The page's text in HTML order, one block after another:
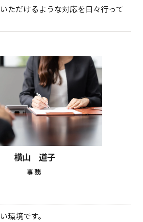
ただけるような対応を日々行って
横山 道子
事務
環境です。